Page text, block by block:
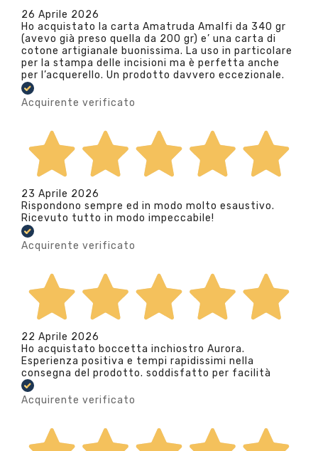
26 Aprile 2026
Ho acquistato la carta Amatruda Amalfi da 340 gr
(avevo già preso quella da 200 gr) e’ una carta di
cotone artigianale buonissima. La uso in particolare
per la stampa delle incisioni ma è perfetta anche
per l’acquerello. Un prodotto davvero eccezionale.
Acquirente verificato
23 Aprile 2026
Rispondono sempre ed in modo molto esaustivo.
Ricevuto tutto in modo impeccabile!
Acquirente verificato
22 Aprile 2026
Ho acquistato boccetta inchiostro Aurora.
Esperienza positiva e tempi rapidissimi nella
consegna del prodotto. soddisfatto per facilità
Acquirente verificato